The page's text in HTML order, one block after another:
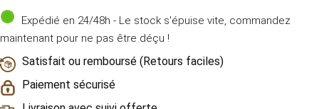
Expédié en 24/48h - Le stock s'épuise vite, commandez
maintenant pour ne pas être déçu !
Satisfait ou remboursé (Retours faciles)
Paiement sécurisé